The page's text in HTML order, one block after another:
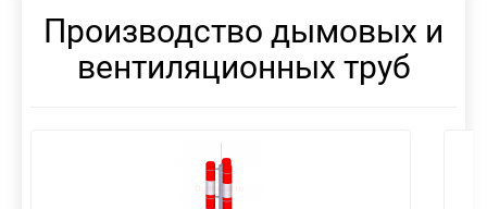
Производство дымовых и
вентиляционных труб